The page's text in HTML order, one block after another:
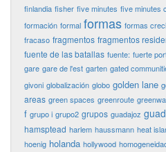
finlandia fisher five minutes five minutes
formación formal formas formas
fracaso fragmentos fragmentos
fuente de las batallas fuente: fuerte
gare gare de l'est garten gated
givoni globalización globo golden lane
areas green spaces greenroute
f grupo i grupo2 grupos guadajoz
hamsptead harlem haussmann heat
hoenig holanda hollywood